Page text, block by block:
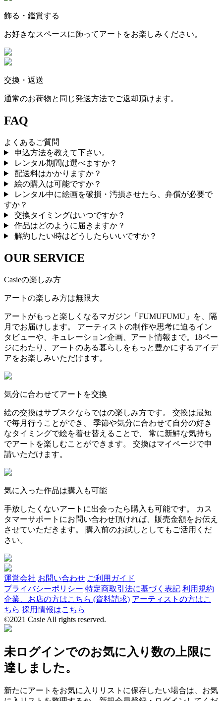
飾る・鑑賞する
お好きなスペースに飾ってアートをお楽しみください。
交換・返送
通常のお荷物と同じ発送方法でご返却頂けます。
FAQ
よくあるご質問
申込方法を教えて下さい。
レンタル期間は選べますか？
配送料はかかりますか？
絵の購入は可能ですか？
レンタル中に絵画を破損・汚損させたら、弁償が必要で
すか？
交換タイミングはいつですか？
作品はどのように届きますか？
解約したい時はどうしたらいいですか？
OUR SERVICE
Casieの楽しみ方
アートの楽しみ方は無限大
アートがもっと楽しくなるマガジン「FUMUFUMU」を、隔
月でお届けします。 アーティストの制作や思考に迫るイン
タビューや、キュレーション企画、アート情報まで。18ペー
ジにわたり、アートのある暮らしをもっと豊かにするアイデ
アをお楽しみいただけます。
気分に合わせてアートを交換
絵の交換はサブスクならではの楽しみ方です。 交換は最短
で毎月行うことができ、 季節や気分に合わせて自分の好き
なタイミングで絵を着せ替えることで、 常に新鮮な気持ち
でアートを楽しむことができます。 交換はマイページで申
請いただけます。
気に入った作品は購入も可能
手放したくないアートに出会ったら購入も可能です。 カス
タマーサポートにお問い合わせ頂ければ、販売金額をお伝え
させていただきます。 購入前のお試しとしてもご活用くだ
さい。
運営会社 お問い合わせ ご利用ガイド
プライバシーポリシー 特定商取引法に基づく表記 利用規約
企業、お店の方はこちら (資料請求) アーティストの方はこ
ちら 採用情報はこちら
©2021 Casie All rights reserved.
未ログインでのお気に入り数の上限に
達しました。
新たにアートをお気に入りリストに保存したい場合は、お気